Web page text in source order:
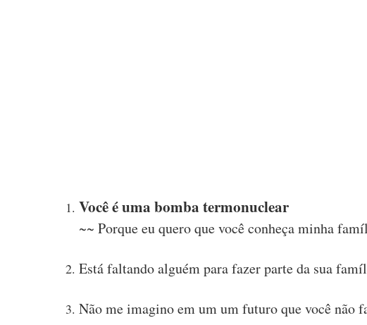
Você é uma bomba termonuclear
~~ Porque eu quero que você conheça minha
Está faltando alguém para fazer parte da sua
Não me imagino em um um futuro que você não